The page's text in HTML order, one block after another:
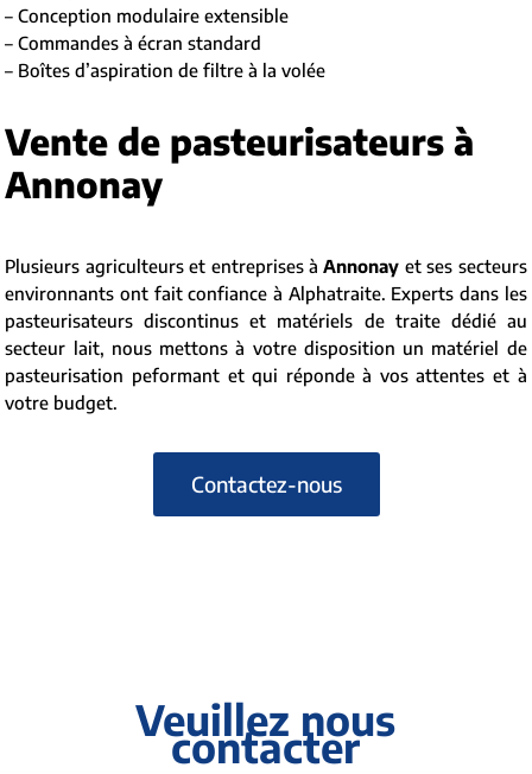
– Conception modulaire extensible
– Commandes à écran standard
– Boîtes d’aspiration de filtre à la volée
Vente de pasteurisateurs à
Annonay
Plusieurs agriculteurs et entreprises àAnnonay et ses secteurs
environnants ont fait confiance à Alphatraite. Experts dans les
pasteurisateurs discontinus et matériels de traite dédié au
secteur lait, nous mettons à votre disposition un matériel de
pasteurisation peformant et qui réponde à vos attentes et à
votre budget.
Contactez-nous
Veuillez nous
contacter